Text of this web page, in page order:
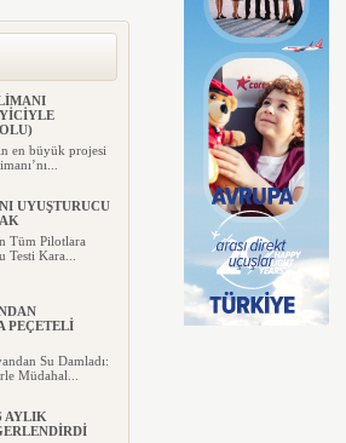
en büyük projesi
UYUŞTURUCU
Tüm Pilotlara
Kara...
PEÇETELİ
Su Damladı:
Müdahal...
AYLIK